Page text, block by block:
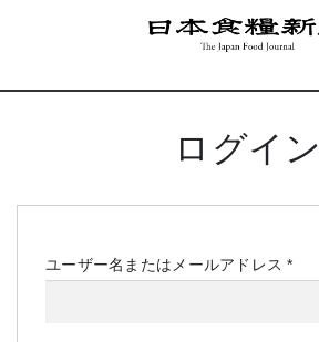
ログイン
ユーザー名またはメールアドレス*必